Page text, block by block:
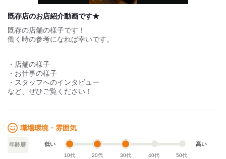
in-
既存店のお店紹介動画です★
既存の店舗の様子です！
働く時の参考になれば幸いです。
・店舗の様子
・お仕事の様子
・スタッフへのインタビュー
など、ぜひご覧ください！
職場環境・雰囲気
年齢層 低い
10代 20代 30代 40代 50代
高い